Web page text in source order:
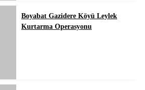
Boyabat Gazidere Köyü Leylek
Kurtarma Operasyonu